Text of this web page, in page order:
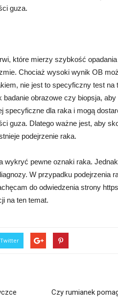
guza.
które mierzy szybkość
Chociaż wysoki wynik OB
nie jest to specyficzny test na
obrazowe czy biopsja,
specyficzne dla raka i mogą
guza. Dlatego ważne jest, aby
podejrzenie raka.
wykryć pewne oznaki raka.
W przypadku podejrzenia
do odwiedzenia strony
na ten temat.
Twitter
Czy rumianek